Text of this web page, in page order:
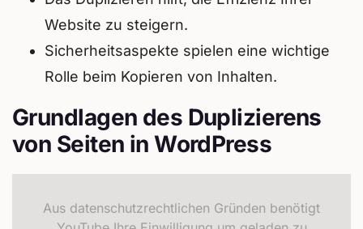
Website zu steigern.
Sicherheitsaspekte spielen eine wichtige
Rolle beim Kopieren von Inhalten.
Grundlagen des Duplizierens
von Seiten in WordPress
Aus datenschutzrechtlichen Gründen benötigt